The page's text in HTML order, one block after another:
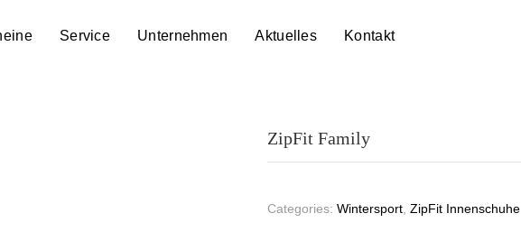
Service Unternehmen Aktuelles Kontakt
ZipFit Family
Categories: Wintersport, ZipFit Innenschuhe